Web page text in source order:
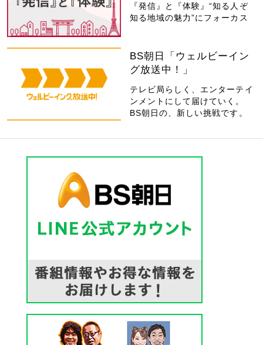
『発信』と『体験』“知る人ぞ
知る地域の魅力”にフォーカス
BS朝日「ウェルビーイン
グ放送中！」
テレビ局らしく、エンターテイ
ンメントにして届けていく。
BS朝日の、新しい挑戦です。